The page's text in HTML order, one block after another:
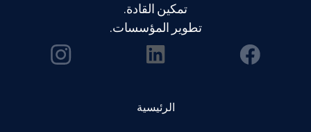
تمكين القادة.
تطوير المؤسسات.
الرئيسية